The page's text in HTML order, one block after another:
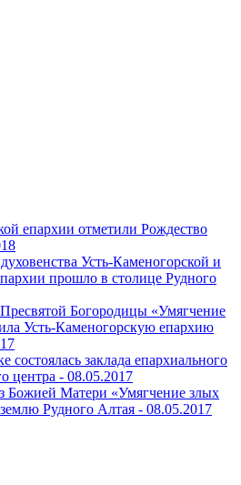
епархии отметили Рождество
Усть-Каменогорской и
прошло в столице Рудного
Богородицы «Умягчение
Усть-Каменогорскую епархию
состоялась заклада епархиального
центра - 08.05.2017
Божией Матери «Умягчение злых
Рудного Алтая - 08.05.2017